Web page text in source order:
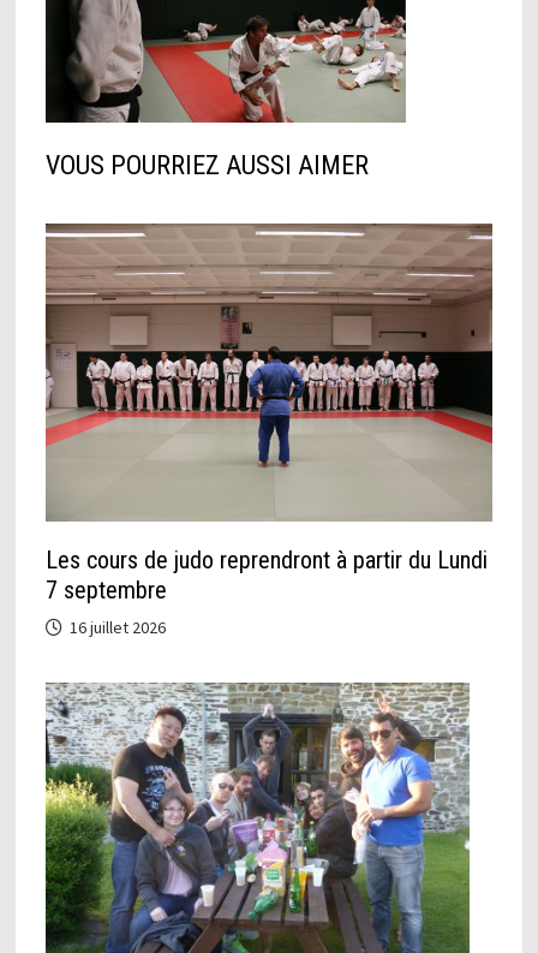
VOUS POURRIEZ AUSSI AIMER
Les cours de judo reprendront à partir du Lundi
7 septembre
16 juillet 2026